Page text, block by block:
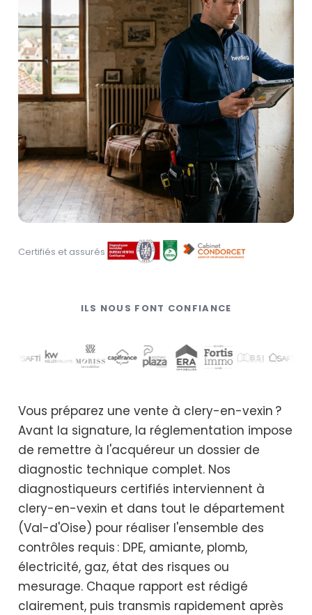
Certifiés et assurés
ILS NOUS FONT CONFIANCE
Vous préparez une vente à clery-en-vexin ?
Avant la signature, la réglementation impose
de remettre à l'acquéreur un dossier de
diagnostic technique complet. Nos
diagnostiqueurs certifiés interviennent à
clery-en-vexin et dans tout le département
(Val-d'Oise) pour réaliser l'ensemble des
contrôles requis : DPE, amiante, plomb,
électricité, gaz, état des risques ou
mesurage. Chaque rapport est rédigé
clairement, puis transmis rapidement après